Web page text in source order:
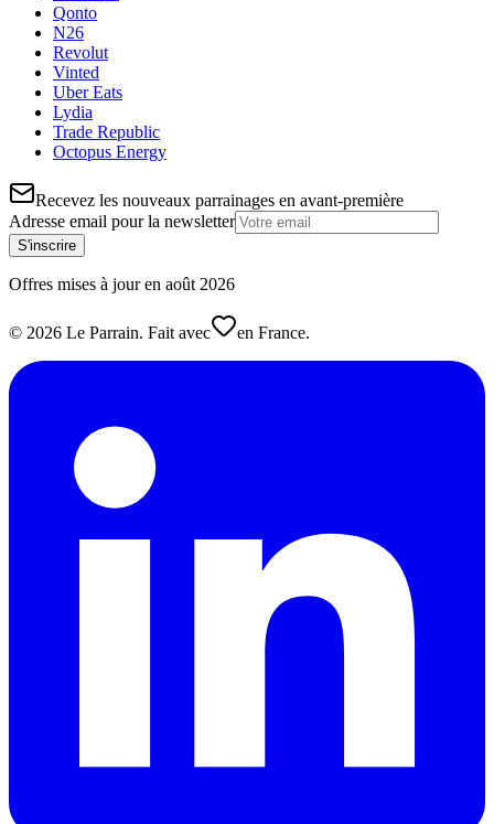
Qonto
N26
Revolut
Vinted
Uber Eats
Lydia
Trade Republic
Octopus Energy
Recevez les nouveaux parrainages en avant-première
Adresse email pour la newsletter
S'inscrire
Offres mises à jour en août 2026
© 2026 Le Parrain. Fait avec en France.